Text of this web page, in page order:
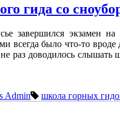
гида со
завершился экзамен
всегда было что-то
не раз доводилось
Admin школа горных